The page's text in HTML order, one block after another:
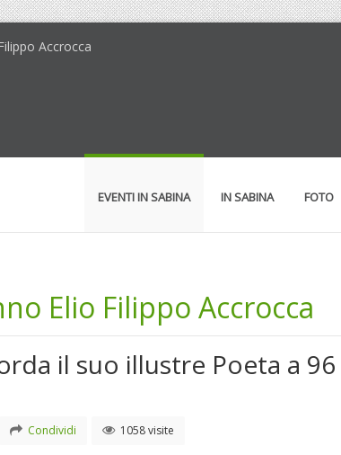
Accrocca
EVENTI IN SABINA IN SABINA FOTO
Elio Filippo Accrocca
il suo illustre Poeta a 96
Condividi 1058 visite